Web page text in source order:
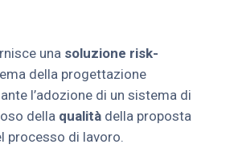
una soluzione risk-
della progettazione
l’adozione di un sistema di
della qualità della proposta
processo di lavoro.